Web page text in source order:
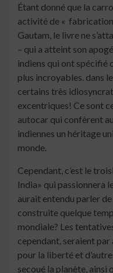
Étant donné que la
activité de «
Gautam, le livre ne
– qui a atteint son
indiens qui ont spécifié
plus incroyables. dans
certains très
excentriques! Ce sont
autocar qui confèrent
indiennes un héritage
monde.
Cependant, c’est le
India» qui passionnera
aurait entendu parler
construite quelque
mondiale? Les
cependant, seraient
pour la liberté et
secoué la planète, ainsi